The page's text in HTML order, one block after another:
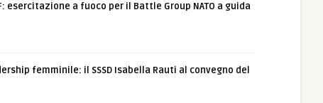
esercitazione a fuoco per il Battle Group NATO a guida
femminile: il SSSD Isabella Rauti al convegno del